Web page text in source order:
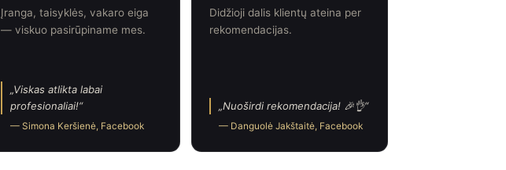
Įranga, taisyklės, vakaro eiga
— viskuo pasirūpiname mes.
Viskas atlikta labai
profesionaliai!
— Simona Keršienė, Facebook
Didžioji dalis klientų ateina per
rekomendacijas.
Nuoširdi rekomendacija! 🎉👌
— Danguolė Jakštaitė, Facebook